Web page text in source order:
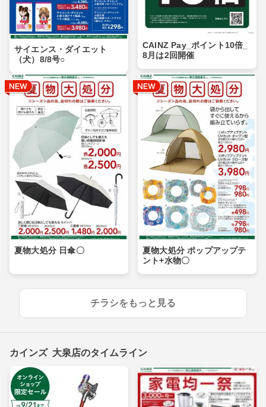
サイエンス・ダイエット
（犬）8/8号○
CAINZ Pay_ポイント10倍_
8月は2回開催
夏物大処分 日傘〇
夏物大処分 ポップアップテ
ント+水物〇
チラシをもっと見る
カインズ 大泉店のタイムライン